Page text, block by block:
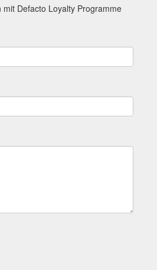
Defacto Loyalty Programme